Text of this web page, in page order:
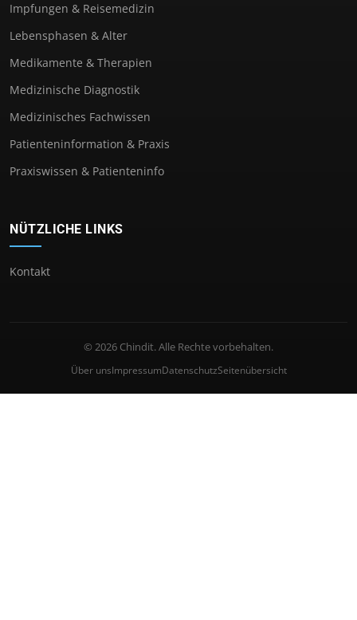
Impfungen & Reisemedizin
Lebensphasen & Alter
Medikamente & Therapien
Medizinische Diagnostik
Medizinisches Fachwissen
Patienteninformation & Praxis
Praxiswissen & Patienteninfo
NÜTZLICHE LINKS
Kontakt
© 2026 Chindit. Alle Rechte vorbehalten.
Über unsImpressumDatenschutzSeitenübersicht